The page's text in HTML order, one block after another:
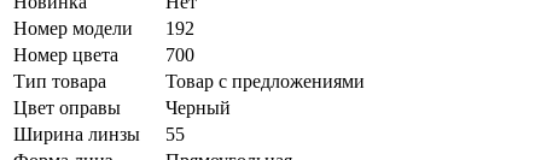
Номер модели
192
Номер цвета
700
Тип товара
Товар с предложениями
Цвет оправы
Черный
Ширина линзы
55